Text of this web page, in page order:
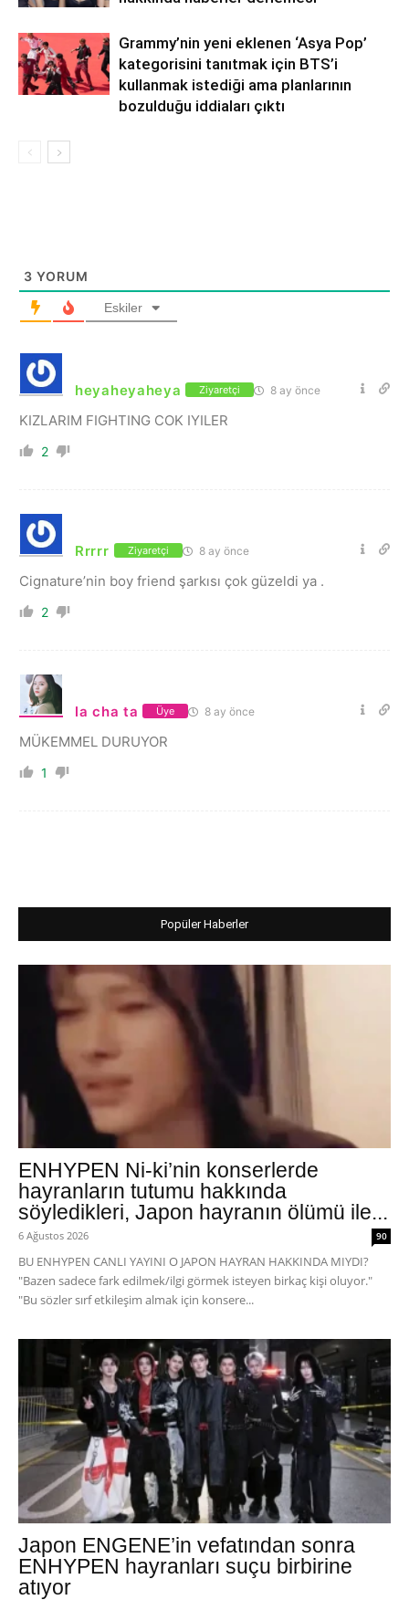
Grammy’nin yeni eklenen ‘Asya Pop’
kategorisini tanıtmak için BTS’i
kullanmak istediği ama planlarının
bozulduğu iddiaları çıktı
3 YORUM
Eskiler
heyaheyaheya Ziyaretçi 8 ay önce
KIZLARIM FIGHTING COK IYILER
2
Rrrrr Ziyaretçi 8 ay önce
Cignature’nin boy friend şarkısı çok güzeldi ya .
2
la cha ta Üye 8 ay önce
MÜKEMMEL DURUYOR
1
Popüler Haberler
ENHYPEN Ni-ki’nin konserlerde
hayranların tutumu hakkında
söyledikleri, Japon hayranın ölümü ile...
6 Ağustos 2026 90
BU ENHYPEN CANLI YAYINI O JAPON HAYRAN HAKKINDA MIYDI?
"Bazen sadece fark edilmek/ilgi görmek isteyen birkaç kişi oluyor."
"Bu sözler sırf etkileşim almak için konsere...
Japon ENGENE’in vefatından sonra
ENHYPEN hayranları suçu birbirine
atıyor